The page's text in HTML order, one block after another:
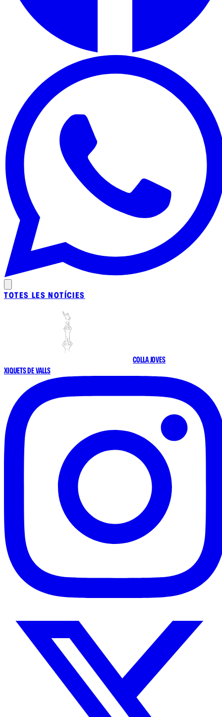
TOTES LES NOTÍCIES
COLLA JOVES
XIQUETS DE VALLS